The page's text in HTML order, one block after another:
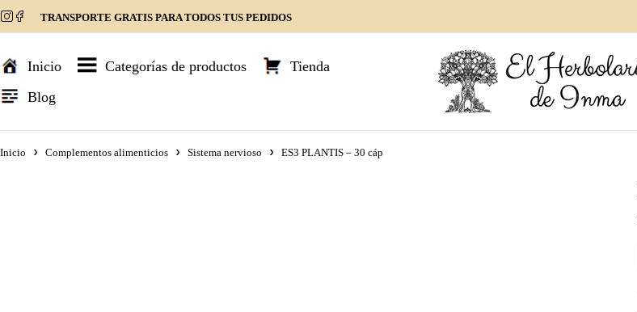
TRANSPORTE GRATIS PARA TODOS TUS PEDIDOS
Inicio Categorías de productos
Tienda
Blog
Inicio Complementos alimenticios Sistema nervioso ES3 PLANTIS – 30 cáp